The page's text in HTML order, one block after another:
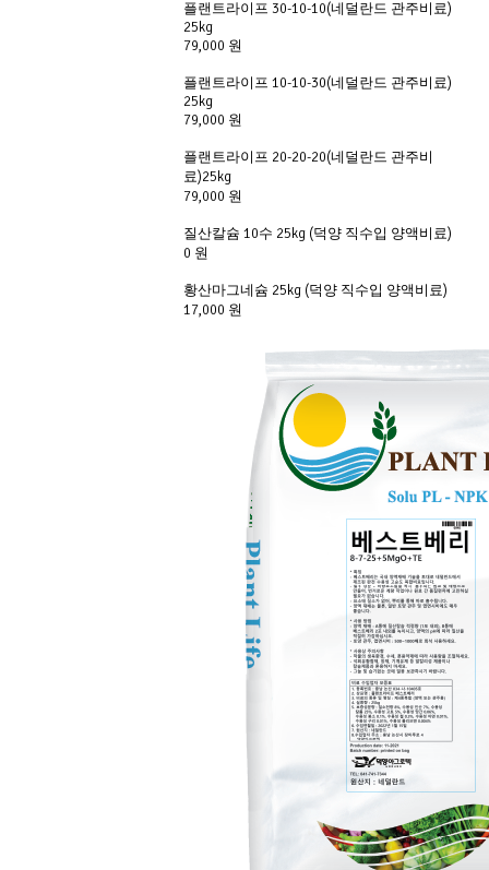
플랜트라이프 30-10-10(네덜란드 관주비료)
25kg
79,000 원
플랜트라이프 10-10-30(네덜란드 관주비료)
25kg
79,000 원
플랜트라이프 20-20-20(네덜란드 관주비
료)25kg
79,000 원
질산칼슘 10수 25kg (덕양 직수입 양액비료)
0 원
황산마그네슘 25kg (덕양 직수입 양액비료)
17,000 원